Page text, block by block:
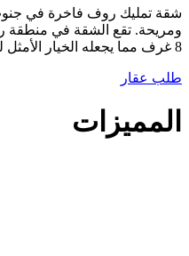
شقة تمليك روف فاخرة في جنوب
ومريحة. تقع الشقة في منطقة
8 غرف مما يجعله الخيار الأمثل للأفراد والعائلات.
طلب عقار
المميزات